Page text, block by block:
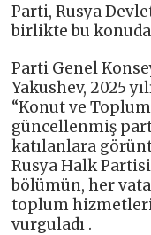
Parti, Rusya
birlikte bu konuda
Parti Genel
Yakushev, 2025
“Konut ve
güncellenmiş
katılanlara
Rusya Halk
bölümün, her
toplum hizmetleri
vurguladı .